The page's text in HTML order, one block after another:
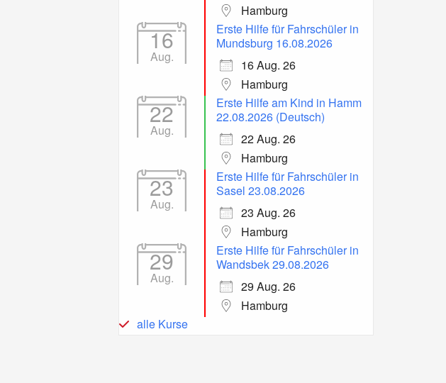
Hamburg
16
Aug.
Erste Hilfe für Fahrschüler in
Mundsburg 16.08.2026
16 Aug. 26
Hamburg
22
Aug.
Erste Hilfe am Kind in Hamm
22.08.2026 (Deutsch)
22 Aug. 26
Hamburg
23
Aug.
Erste Hilfe für Fahrschüler in
Sasel 23.08.2026
23 Aug. 26
Hamburg
29
Aug.
Erste Hilfe für Fahrschüler in
Wandsbek 29.08.2026
29 Aug. 26
Hamburg
alle Kurse